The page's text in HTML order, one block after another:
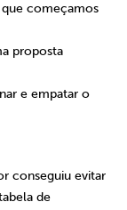
começamos
proposta
e empatar o
conseguiu evitar
de